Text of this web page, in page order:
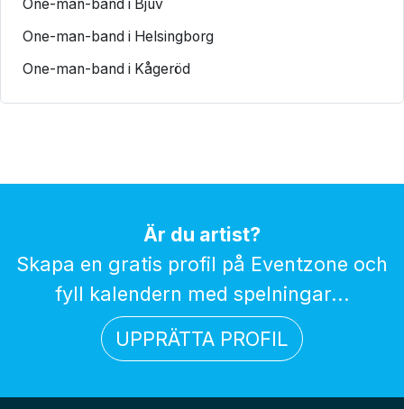
One-man-band i Bjuv
One-man-band i Helsingborg
One-man-band i Kågeröd
Är du artist?
Skapa en gratis profil på Eventzone och
fyll kalendern med spelningar...
UPPRÄTTA PROFIL